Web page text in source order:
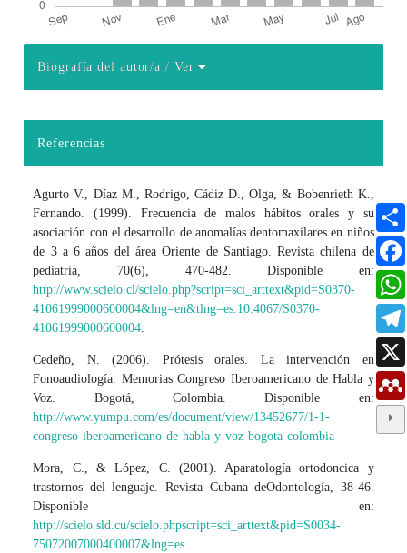
Biografía del autor/a/ Ver
Referencias
Agurto V., Díaz M., Rodrigo, Cádiz D., Olga, & Bobenrieth K.,
Fernando. (1999). Frecuencia de malos hábitos orales y su
asociación con el desarrollo de anomalías dentomaxilares en niños
de 3 a 6 años del área Oriente de Santiago. Revista chilena de
pediatría, 70(6), 470-482. Disponible en:
http://www.scielo.cl/scielo.php?script=sci_arttext&pid=S0370-
41061999000600004&lng=en&tlng=es.10.4067/S0370-
41061999000600004
Cedeño, N. (2006). Prótesis orales. La intervención en
Fonoaudiología. Memorias Congreso Iberoamericano de Habla y
Voz. Bogotá, Colombia. Disponible en:
http://www.yumpu.com/es/document/view/13452677/1-1-
congreso-iberoamericano-de-habla-y-voz-bogota-colombia-
Mora, C., & López, C. (2001). Aparatología ortodoncica y
trastornos del lenguaje. Revista Cubana deOdontología, 38-46.
Disponible en:
http://scielo.sld.cu/scielo.phpscript=sci_arttext&pid=S0034-
75072007000400007&lng=es